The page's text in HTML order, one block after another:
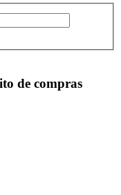
de compras